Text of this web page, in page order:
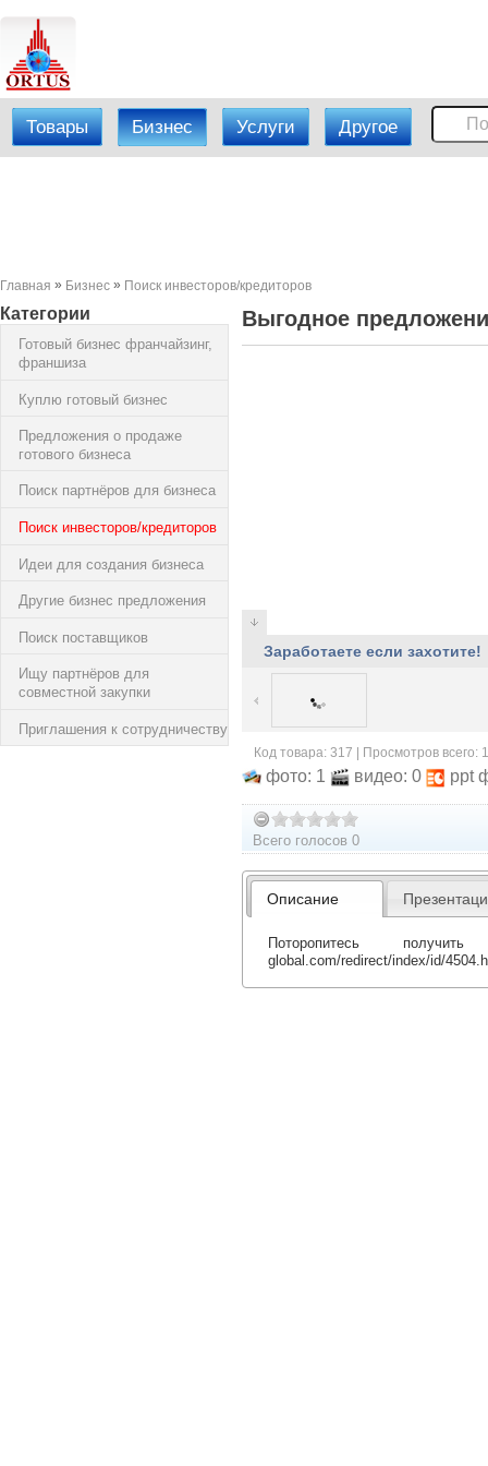
Товары Бизнес Услуги Другое
Главная » Бизнес » Поиск инвесторов/кредиторов
Категории
Готовый бизнес франчайзинг,
франшиза
Куплю готовый бизнес
Предложения о продаже
готового бизнеса
Поиск партнёров для бизнеса
Поиск инвесторов/кредиторов
Идеи для создания бизнеса
Другие бизнес предложения
Поиск поставщиков
Ищу партнёров для
совместной закупки
Приглашения к сотрудничеству
Выгодное
Заработаете если захотите!
Код товара: 317 | Просмотров всего:
фото: 1 видео: 0 ppt
Всего голосов 0
Описание
Поторопитесь
global.com/redirect/index/id/